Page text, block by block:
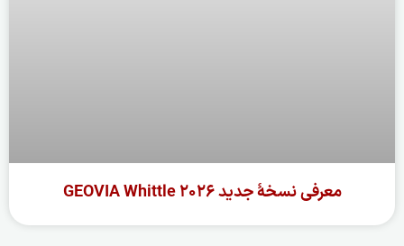
معرفی نسخهٔ جدید GEOVIA Whittle ۲۰۲۶